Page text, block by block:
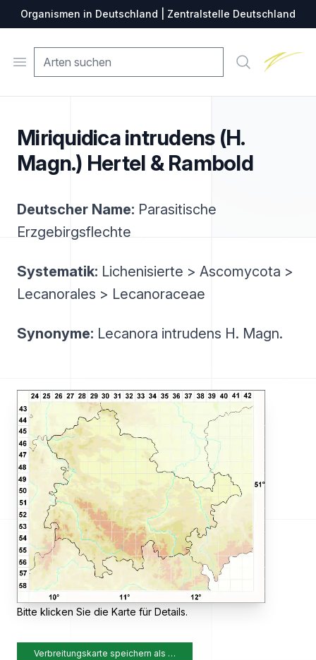
Organismen in Deutschland | Zentralstelle Deutschland
Open menu Suche
Miriquidica intrudens (H.
Magn.) Hertel & Rambold
Deutscher Name: Parasitische
Erzgebirgsflechte
Systematik: Lichenisierte > Ascomycota >
Lecanorales > Lecanoraceae
Synonyme: Lecanora intrudens H. Magn.
Bitte klicken Sie die Karte für Details.
Verbreitungskarte speichern als …